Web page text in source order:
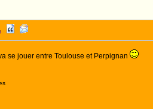
se jouer entre Toulouse et Perpignan